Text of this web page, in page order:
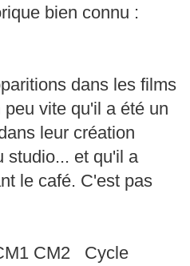
bien connu :
dans les films
vite qu'il a été un
leur création
studio... et qu'il a
le café. C'est pas
CM2 Cycle